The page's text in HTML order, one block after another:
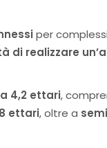
per
di realizzare
4,2 ettari,
ettari, oltre a